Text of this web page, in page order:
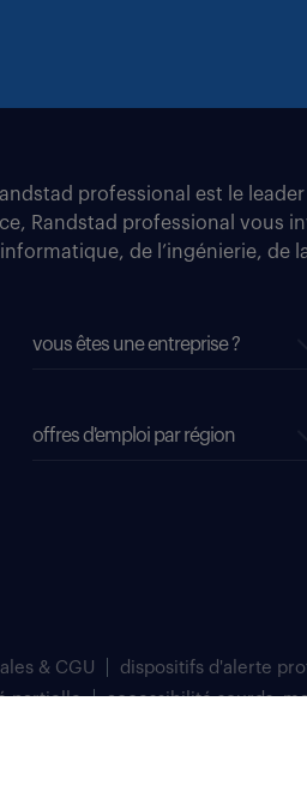
professional est le
Randstad professional vous
de l’ingénierie, de
vous êtes une entreprise ?
offres d'emploi par région
& CGU dispositifs d'alerte
partielle
accessibilité sourds,